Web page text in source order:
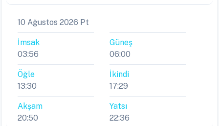
10 Ağustos 2026 Pt
İmsak
03:56
Güneş
06:00
Öğle
13:30
İkindi
17:29
Akşam
20:50
Yatsı
22:36